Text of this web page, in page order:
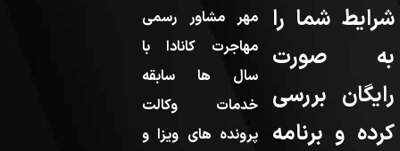
شرایط شما را
به صورت
رایگان بررسی
کرده و برنامه
مهر مشاور رسمی
مهاجرت کانادا با
سال ها سابقه
خدمات وکالت
پرونده های ویزا و